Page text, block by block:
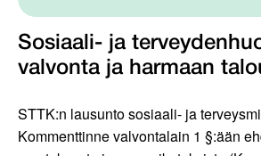
Sosiaali- ja
valvonta ja harmaan
STTK:n lausunto sosiaali- ja
Kommenttinne valvontalain 1 §:ään